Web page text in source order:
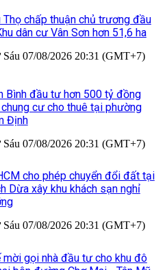
Thọ chấp thuận chủ trương đầu
dân cư Vân Sơn hơn 51,6 ha
Sáu 07/08/2026 20:31 (GMT+7)
Bình đầu tư hơn 500 tỷ đồng
cư cho thuê tại phường
Định
Sáu 07/08/2026 20:31 (GMT+7)
cho phép chuyển đổi đất tại
Dừa xây khu khách sạn nghỉ
Sáu 07/08/2026 20:31 (GMT+7)
mời gọi nhà đầu tư cho khu đô